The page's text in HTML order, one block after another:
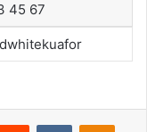
45 67
Reddit VKontakte